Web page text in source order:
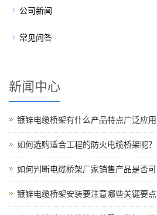
公司新闻
常见问答
新闻中心
镀锌电缆桥架有什么产品特点广泛应用
如何选购适合工程的防火电缆桥架呢？
如何判断电缆桥架厂家销售产品是否可
镀锌电缆桥架安装要注意哪些关键要点